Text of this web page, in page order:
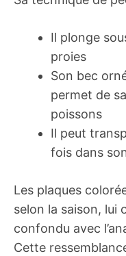
Il plonge
proies
Son bec
permet de
poissons
Il peut
fois dans
Les plaques
selon la saison, lui
confondu avec
Cette